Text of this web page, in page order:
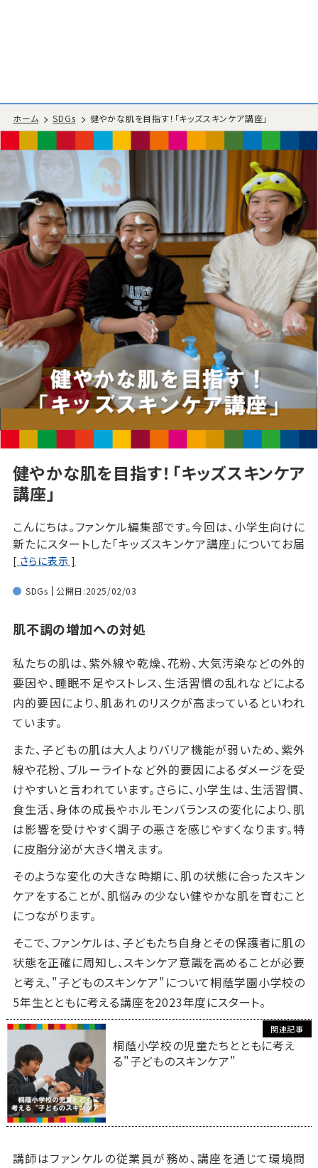
ホーム SDGs 健やかな肌を目指す！「キッズスキンケア講座」
健やかな肌を目指す！「キッズスキンケア
講座」
こんにちは。ファンケル編集部です。今回は、小学生向けに
新たにスタートした「キッズスキンケア講座」についてお届
けします。
[ さらに表示 ]
SDGs 公開日:2025/02/03
肌不調の増加への対処
私たちの肌は、紫外線や乾燥、花粉、大気汚染などの外的
要因や、睡眠不足やストレス、生活習慣の乱れなどによる
内的要因により、肌あれのリスクが高まっているといわれ
ています。
また、子どもの肌は大人よりバリア機能が弱いため、紫外
線や花粉、ブルーライトなど外的要因によるダメージを受
けやすいと言われています。さらに、小学生は、生活習慣、
食生活、身体の成長やホルモンバランスの変化により、肌
は影響を受けやすく調子の悪さを感じやすくなります。特
に皮脂分泌が大きく増えます。
そのような変化の大きな時期に、肌の状態に合ったスキン
ケアをすることが、肌悩みの少ない健やかな肌を育むこと
につながります。
そこで、ファンケルは、子どもたち自身とその保護者に肌の
状態を正確に周知し、スキンケア意識を高めることが必要
と考え、"子どものスキンケア" について桐蔭学園小学校の
5年生とともに考える講座を2023年度にスタート。
桐蔭小学校の児童たちとともに考え
る"子どものスキンケア"
講師はファンケルの従業員が務め、講座を通じて環境問